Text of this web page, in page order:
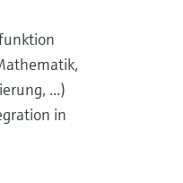
...)
in